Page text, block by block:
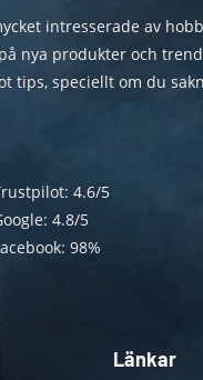
intresserade av
nya produkter och
tips, speciellt om du
4.6/5
4.8/5
98%
Länkar